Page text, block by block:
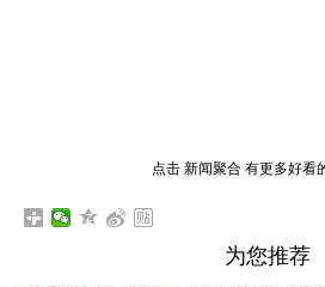
点击 新闻聚合有更多好看
为您推荐